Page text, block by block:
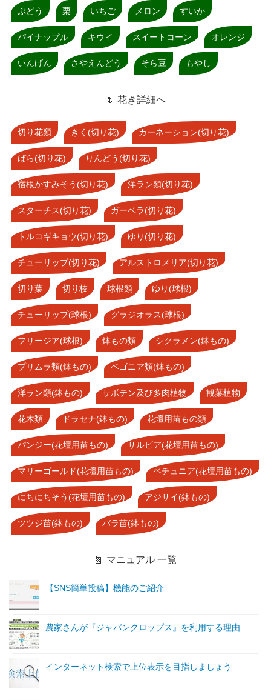
ぶどう 栗 いちご メロン すいか
パイナップル キウイ スイートコーン オレンジ
いんげん さやえんどう そら豆 もやし
🌷 花き詳細へ
切り花類 きく(切り花) カーネーション(切り花)
ばら(切り花) りんどう(切り花)
宿根かすみそう(切り花) 洋ラン類(切り花)
スターチス(切り花) ガーベラ(切り花)
トルコギキョウ(切り花) ゆり(切り花)
チューリップ(切り花) アルストロメリア(切り花)
切り葉 切り枝 球根類 ゆり(球根)
チューリップ(球根) グラジオラス(球根)
フリージア(球根) 鉢もの類 シクラメン(鉢もの)
プリムラ類(鉢もの) ベゴニア類(鉢もの)
洋ラン類(鉢もの) サボテン及び多肉植物 観葉植物
花木類 ドラセナ(鉢もの) 花壇用苗もの類
パンジー(花壇用苗もの) サルビア(花壇用苗もの)
マリーゴールド(花壇用苗もの) ペチュニア(花壇用苗もの)
にちにちそう(花壇用苗もの) アジサイ(鉢もの)
ツツジ苗(鉢もの) バラ苗(鉢もの)
📗 マニュアル 一覧
【SNS簡単投稿】機能のご紹介
農家さんが『ジャパンクロップス』を利用する理由
インターネット検索で上位表示を目指しましょう